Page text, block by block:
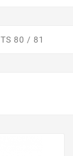
80 / 81